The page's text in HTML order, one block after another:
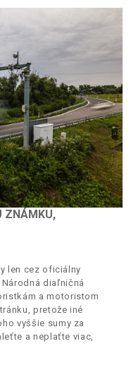
ZNÁMKU,
len cez oficiálny
diaľničná
a motoristom
pretože iné
vyššie sumy za
a neplaťte viac,